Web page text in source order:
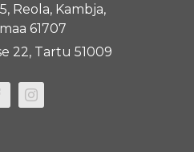
Reola, Kambja,
61707
22, Tartu 51009